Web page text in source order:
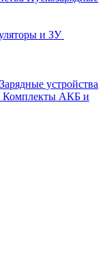
и ЗУ
Зарядные устройства
Комплекты АКБ и